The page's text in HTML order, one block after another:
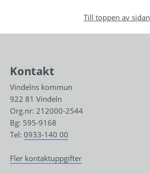
Till toppen av sidan
Kontakt
Vindelns kommun
922 81 Vindeln
Org.nr: 212000-2544
Bg: 595-9168
Tel: 0933-140 00
Fler kontaktuppgifter